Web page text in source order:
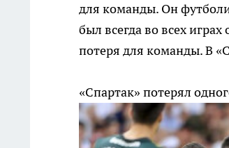
для команды. Он
был всегда во всех
потеря для команды. В
«Спартак» потерял